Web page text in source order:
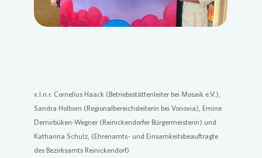
v.l.n.r. Cornelius Haack (Betriebsstättenleiter bei Mosaik e.V.),
Sandra Holborn (Regionalbereichsleiterin bei Vonovia), Emine
Demirbüken-Wegner (Reinickendorfer Bürgermeisterin) und
Katharina Schulz, (Ehrenamts- und Einsamkeitsbeauftragte
des Bezirksamts Reinickendorf)